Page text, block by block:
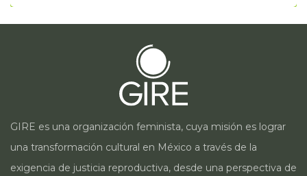
GIRE es una organización feminista, cuya misión es lograr
una transformación cultural en México a través de la
exigencia de justicia reproductiva, desde una perspectiva de